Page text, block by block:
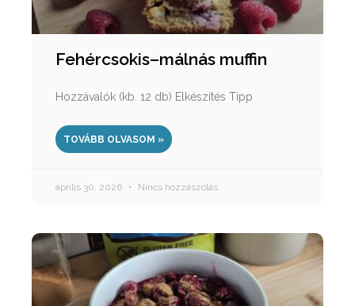
Fehércsokis–málnás muffin
Hozzávalók (kb. 12 db) Elkészítés Tipp
TOVÁBB OLVASOM »
április 30, 2026 Nincs hozzászólás